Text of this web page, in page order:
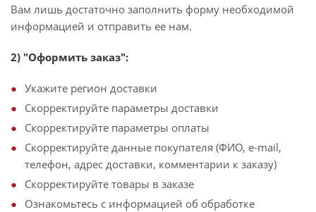
Вам лишь достаточно заполнить форму необходимой
информацией и отправить ее нам.
2) "Оформить заказ":
Укажите регион доставки
Скорректируйте параметры доставки
Скорректируйте параметры оплаты
Скорректируйте данные покупателя (ФИО, e-mail,
телефон, адрес доставки, комментарии к заказу)
Скорректируйте товары в заказе
Ознакомьтесь с информацией об обработке